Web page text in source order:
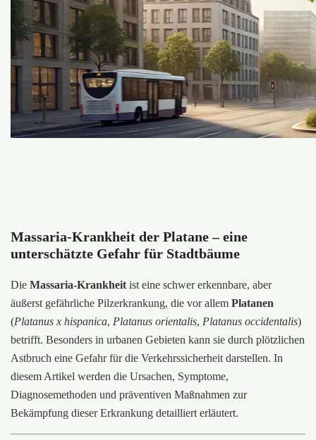
Massaria-Krankheit der Platane – eine
unterschätzte Gefahr für Stadtbäume
Die Massaria-Krankheit ist eine schwer erkennbare, aber
äußerst gefährliche Pilzerkrankung, die vor allem Platanen
(Platanus x hispanica, Platanus orientalis, Platanus occidentalis)
betrifft. Besonders in urbanen Gebieten kann sie durch plötzlichen
Astbruch eine Gefahr für die Verkehrssicherheit darstellen. In
diesem Artikel werden die Ursachen, Symptome,
Diagnosemethoden und präventiven Maßnahmen zur
Bekämpfung dieser Erkrankung detailliert erläutert.